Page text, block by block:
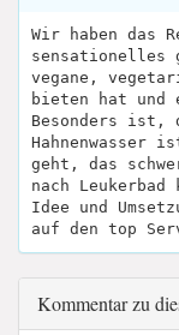
Wir haben das
sensationelles
vegane,
bieten hat und
Besonders ist,
Hahnenwasser
geht, das
nach
Idee und
auf den top
Kommentar zu